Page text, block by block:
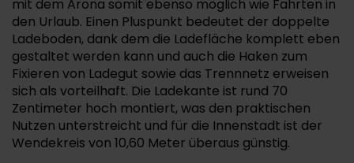
mit dem Arona somit ebenso möglich wie Fahrten in
den Urlaub. Einen Pluspunkt bedeutet der doppelte
Ladeboden, dank dem die Ladefläche komplett eben
gestaltet werden kann und auch die Haken zum
Fixieren von Ladegut sowie das Trennnetz erweisen
sich als vorteilhaft. Die Ladekante ist rund 70
Zentimeter hoch montiert, was den praktischen
Nutzen unterstreicht und für die Innenstadt ist der
Wendekreis von 10,60 Meter überaus günstig.